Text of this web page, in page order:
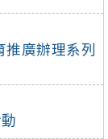
廣辦理系列